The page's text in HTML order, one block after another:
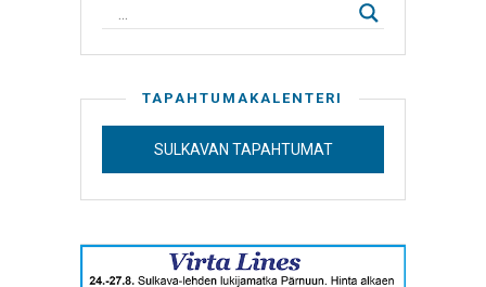
TAPAHTUMAKALENTERI
SULKAVAN TAPAHTUMAT